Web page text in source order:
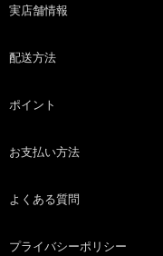
実店舗情報
配送方法
ポイント
お支払い方法
よくある質問
プライバシーポリシー